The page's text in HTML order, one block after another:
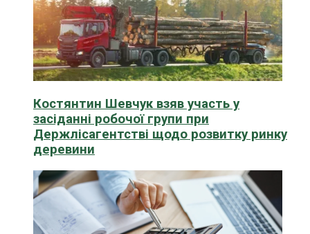
Костянтин Шевчук взяв участь у
засіданні робочої групи при
Держлісагентстві щодо розвитку ринку
деревини